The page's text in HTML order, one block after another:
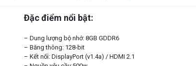
Đặc điểm nổi bật:
– Dung lượng bộ nhớ: 8GB GDDR6
– Băng thông: 128-bit
– Kết nối: DisplayPort (v1.4a) / HDMI 2.1